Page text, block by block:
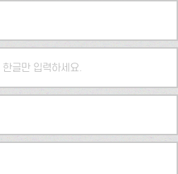
한글만 입력하세요.